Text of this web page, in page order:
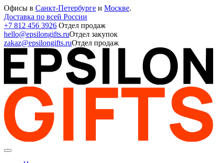
Офисы в Санкт-Петербурге и Москве.
Доставка по всей России
+7 812 456 3926 Отдел продаж
hello@epsilongifts.ruОтдел закупок
zakaz@epsilongifts.ruОтдел продаж